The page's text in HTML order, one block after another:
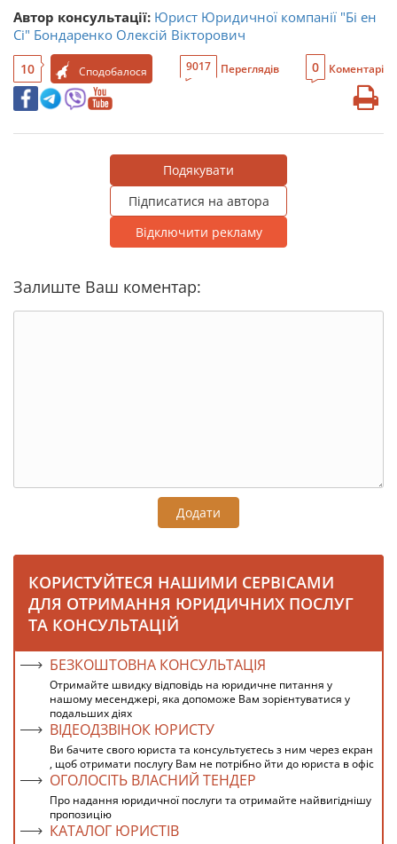
Автор консультації: Юрист Юридичної компанії "Бі ен
Сі" Бондаренко Олексій Вікторович
10 Сподобалося 9017 Переглядів 0 Коментарі
Подякувати
Підписатися на автора
Відключити рекламу
Залиште Ваш коментар:
Додати
КОРИСТУЙТЕСЯ НАШИМИ СЕРВІСАМИ
ДЛЯ ОТРИМАННЯ ЮРИДИЧНИХ ПОСЛУГ
ТА КОНСУЛЬТАЦІЙ
БЕЗКОШТОВНА КОНСУЛЬТАЦІЯ
Отримайте швидку відповідь на юридичне питання у
нашому месенджері, яка допоможе Вам зорієнтуватися у
подальших діях
ВІДЕОДЗВІНОК ЮРИСТУ
Ви бачите свого юриста та консультуєтесь з ним через екран
, щоб отримати послугу Вам не потрібно йти до юриста в офіс
ОГОЛОСІТЬ ВЛАСНИЙ ТЕНДЕР
Про надання юридичної послуги та отримайте найвигіднішу
пропозицію
КАТАЛОГ ЮРИСТІВ